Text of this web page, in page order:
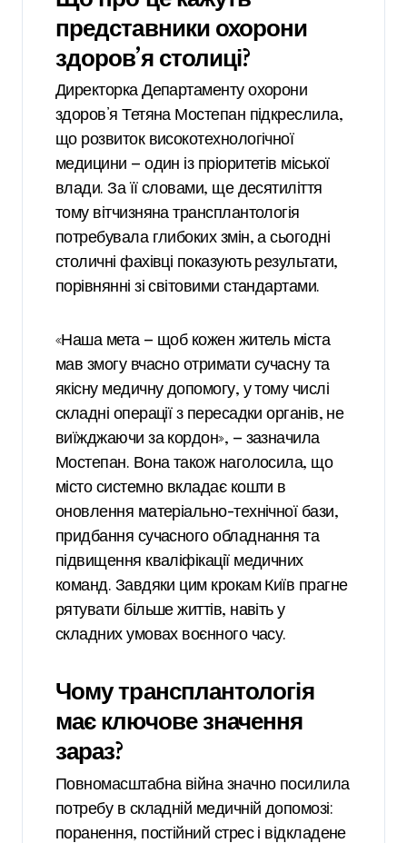
представники охорони
здоров’я столиці?
Директорка Департаменту охорони
здоров’я Тетяна Мостепан підкреслила,
що розвиток високотехнологічної
медицини — один із пріоритетів міської
влади. За її словами, ще десятиліття
тому вітчизняна трансплантологія
потребувала глибоких змін, а сьогодні
столичні фахівці показують результати,
порівнянні зі світовими стандартами.
«Наша мета — щоб кожен житель міста
мав змогу вчасно отримати сучасну та
якісну медичну допомогу, у тому числі
складні операції з пересадки органів, не
виїжджаючи за кордон», — зазначила
Мостепан. Вона також наголосила, що
місто системно вкладає кошти в
оновлення матеріально-технічної бази,
придбання сучасного обладнання та
підвищення кваліфікації медичних
команд. Завдяки цим крокам Київ прагне
рятувати більше життів, навіть у
складних умовах воєнного часу.
Чому трансплантологія
має ключове значення
зараз?
Повномасштабна війна значно посилила
потребу в складній медичній допомозі:
поранення, постійний стрес і відкладене